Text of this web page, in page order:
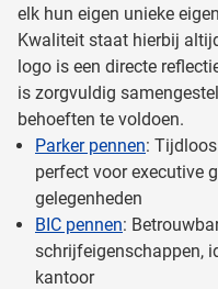
elk hun eigen unieke
Kwaliteit staat hierbij
logo is een directe
is zorgvuldig
behoeften te voldoen.
Parker pennen:
perfect voor executive
gelegenheden
BIC pennen:
schrijfeigenschappen,
kantoor